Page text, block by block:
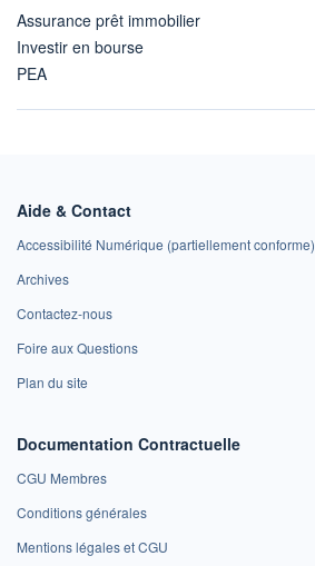
Assurance prêt immobilier
Investir en bourse
PEA
Aide & Contact
Accessibilité Numérique (partiellement conforme)
Archives
Contactez-nous
Foire aux Questions
Plan du site
Documentation Contractuelle
CGU Membres
Conditions générales
Mentions légales et CGU